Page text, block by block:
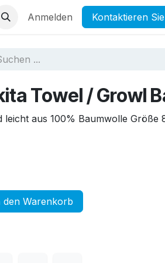
Anmelden Kontaktieren
Towel / Growl
leicht aus 100% Baumwolle Größe
Warenkorb